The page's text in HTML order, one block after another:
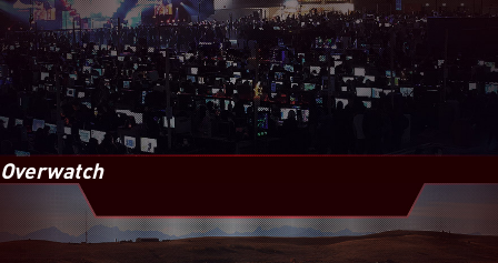
Overwatch